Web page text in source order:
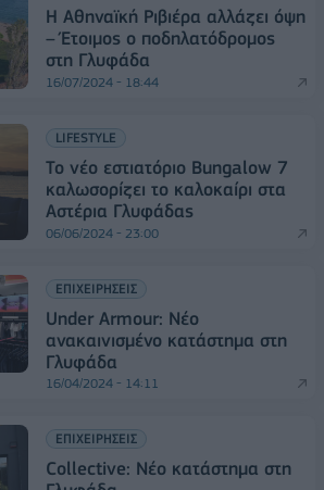
Η Αθηναϊκή Ριβιέρα αλλάζει όψη
– Έτοιμος ο ποδηλατόδρομος
στη Γλυφάδα
16/07/2024 - 18:44
LIFESTYLE
Το νέο εστιατόριο Bungalow 7
καλωσορίζει το καλοκαίρι στα
Αστέρια Γλυφάδας
06/06/2024 - 23:00
ΕΠΙΧΕΙΡΗΣΕΙΣ
Under Armour: Νέο
ανακαινισμένο κατάστημα στη
Γλυφάδα
16/04/2024 - 14:11
ΕΠΙΧΕΙΡΗΣΕΙΣ
Collective: Νέο κατάστημα στη